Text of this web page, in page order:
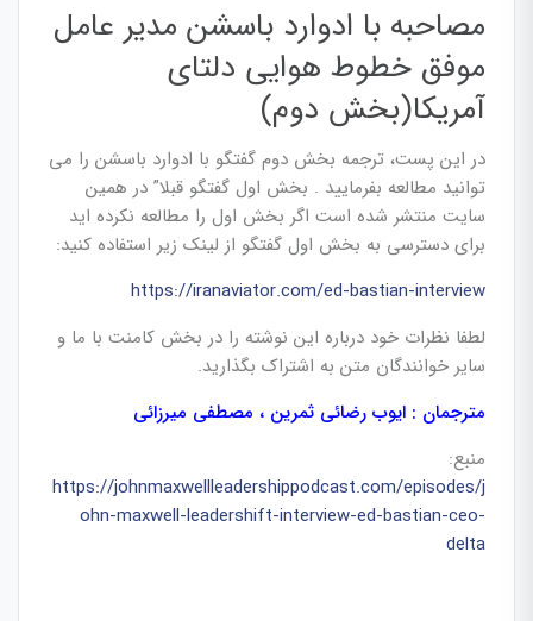
مصاحبه با ادوارد باسشن مدیر عامل
موفق خطوط هوایی دلتای
آمریکا(بخش دوم)
در این پست، ترجمه بخش دوم گفتگو با ادوارد باسشن را می
توانید مطالعه بفرمایید . بخش اول گفتگو قبلا” در همین
سایت منتشر شده است اگر بخش اول را مطالعه نکرده اید
برای دسترسی به بخش اول گفتگو از لینک زیر استفاده کنید:
https://iranaviator.com/ed-bastian-interview
لطفا نظرات خود درباره این نوشته را در بخش کامنت با ما و
سایر خوانندگان متن به اشتراک بگذارید.
مترجمان : ایوب رضائی ثمرین ، مصطفی میرزائی
منبع:
https://johnmaxwellleadershippodcast.com/episodes/j
ohn-maxwell-leadershift-interview-ed-bastian-ceo-
delta